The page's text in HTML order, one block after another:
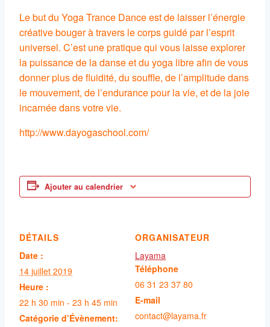
Le but du Yoga Trance Dance est de laisser l’énergie
créative bouger à travers le corps guidé par l’esprit
universel. C’est une pratique qui vous laisse explorer
la puissance de la danse et du yoga libre afin de vous
donner plus de fluidité, du souffle, de l’amplitude dans
le mouvement, de l’endurance pour la vie, et de la joie
incarnée dans votre vie.
http://www.dayogaschool.com/
Ajouter au calendrier
DÉTAILS
Date :
14 juillet 2019
Heure :
22 h 30 min - 23 h 45 min
Catégorie d’Évènement:
ORGANISATEUR
Layama
Téléphone
06 31 23 37 80
E-mail
contact@layama.fr